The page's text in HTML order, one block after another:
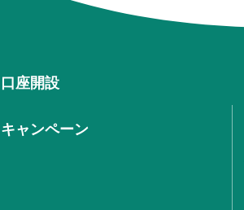
口座開設
キャンペーン